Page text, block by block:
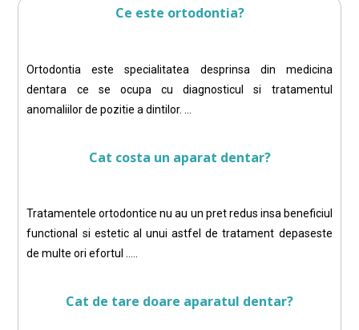
Ce este ortodontia?
Ortodontia este specialitatea desprinsa din medicina
dentara ce se ocupa cu diagnosticul si tratamentul
anomaliilor de pozitie a dintilor. …
Cat costa un aparat dentar?
Tratamentele ortodontice nu au un pret redus insa beneficiul
functional si estetic al unui astfel de tratament depaseste
de multe ori efortul …..
Cat de tare doare aparatul dentar?